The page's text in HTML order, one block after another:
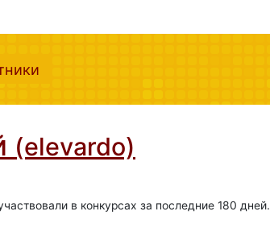
(elevardo)
в конкурсах за последние 180 дней.